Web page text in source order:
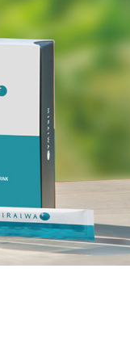
ラボライン
ミライワ
美容機器
野の花グッズ